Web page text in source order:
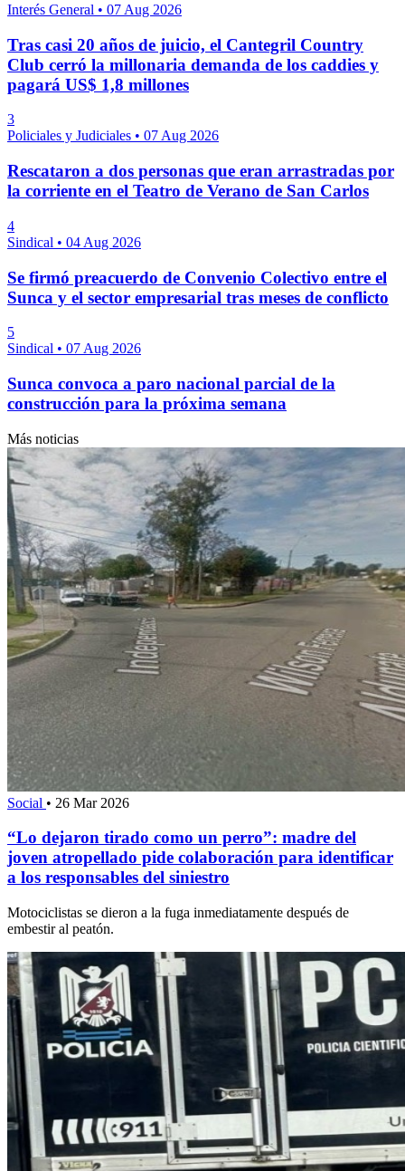
Interés General • 07 Aug 2026
Tras casi 20 años de juicio, el Cantegril Country
Club cerró la millonaria demanda de los caddies y
pagará US$ 1,8 millones
3
Policiales y Judiciales • 07 Aug 2026
Rescataron a dos personas que eran arrastradas por
la corriente en el Teatro de Verano de San Carlos
4
Sindical • 04 Aug 2026
Se firmó preacuerdo de Convenio Colectivo entre el
Sunca y el sector empresarial tras meses de conflicto
5
Sindical • 07 Aug 2026
Sunca convoca a paro nacional parcial de la
construcción para la próxima semana
Más noticias
Social • 26 Mar 2026
“Lo dejaron tirado como un perro”: madre del
joven atropellado pide colaboración para identificar
a los responsables del siniestro
Motociclistas se dieron a la fuga inmediatamente después de
embestir al peatón.